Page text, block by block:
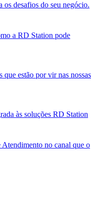
os desafios do seu negócio.
a RD Station pode
estão por vir nas nossas
às soluções RD Station
no canal que o